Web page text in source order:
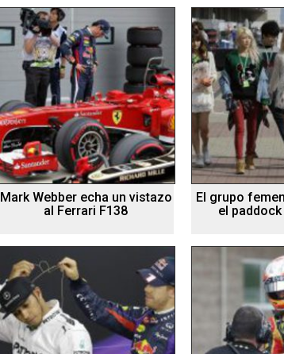
Mark Webber echa un vistazo
al Ferrari F138
El grupo
el